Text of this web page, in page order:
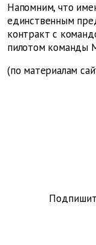
Напомним, что
единственным
контракт с
пилотом команды
(по материалам